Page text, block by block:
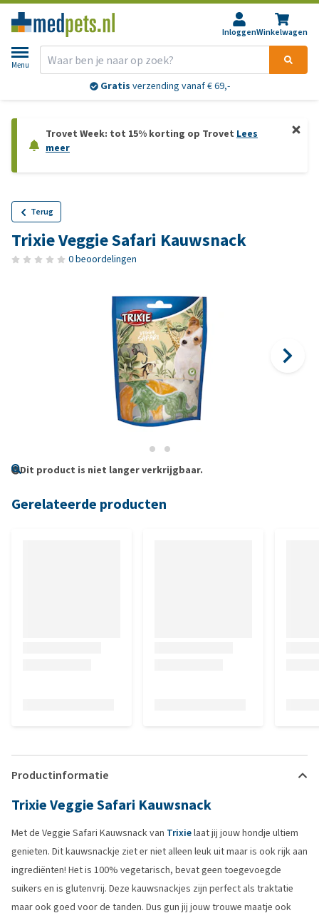
InloggenWinkelwagen
Menu
Gratis verzending vanaf € 69,-
Trovet Week: tot 15% korting op Trovet Lees
meer
Terug
Trixie Veggie Safari Kauwsnack
0 beoordelingen
Dit product is niet langer verkrijgbaar.
Gerelateerde producten
Productinformatie
Trixie Veggie Safari Kauwsnack
Met de Veggie Safari Kauwsnack van Trixielaat jij jouw hondje ultiem
genieten. Dit kauwsnackje ziet er niet alleen leuk uit maar is ook rijk aan
ingrediënten! Het is 100% vegetarisch, bevat geen toegevoegde
suikers en is glutenvrij. Deze kauwsnackjes zijn perfect als traktatie
maar ook goed voor de tanden. Dus gun jij jouw trouwe maatje ook